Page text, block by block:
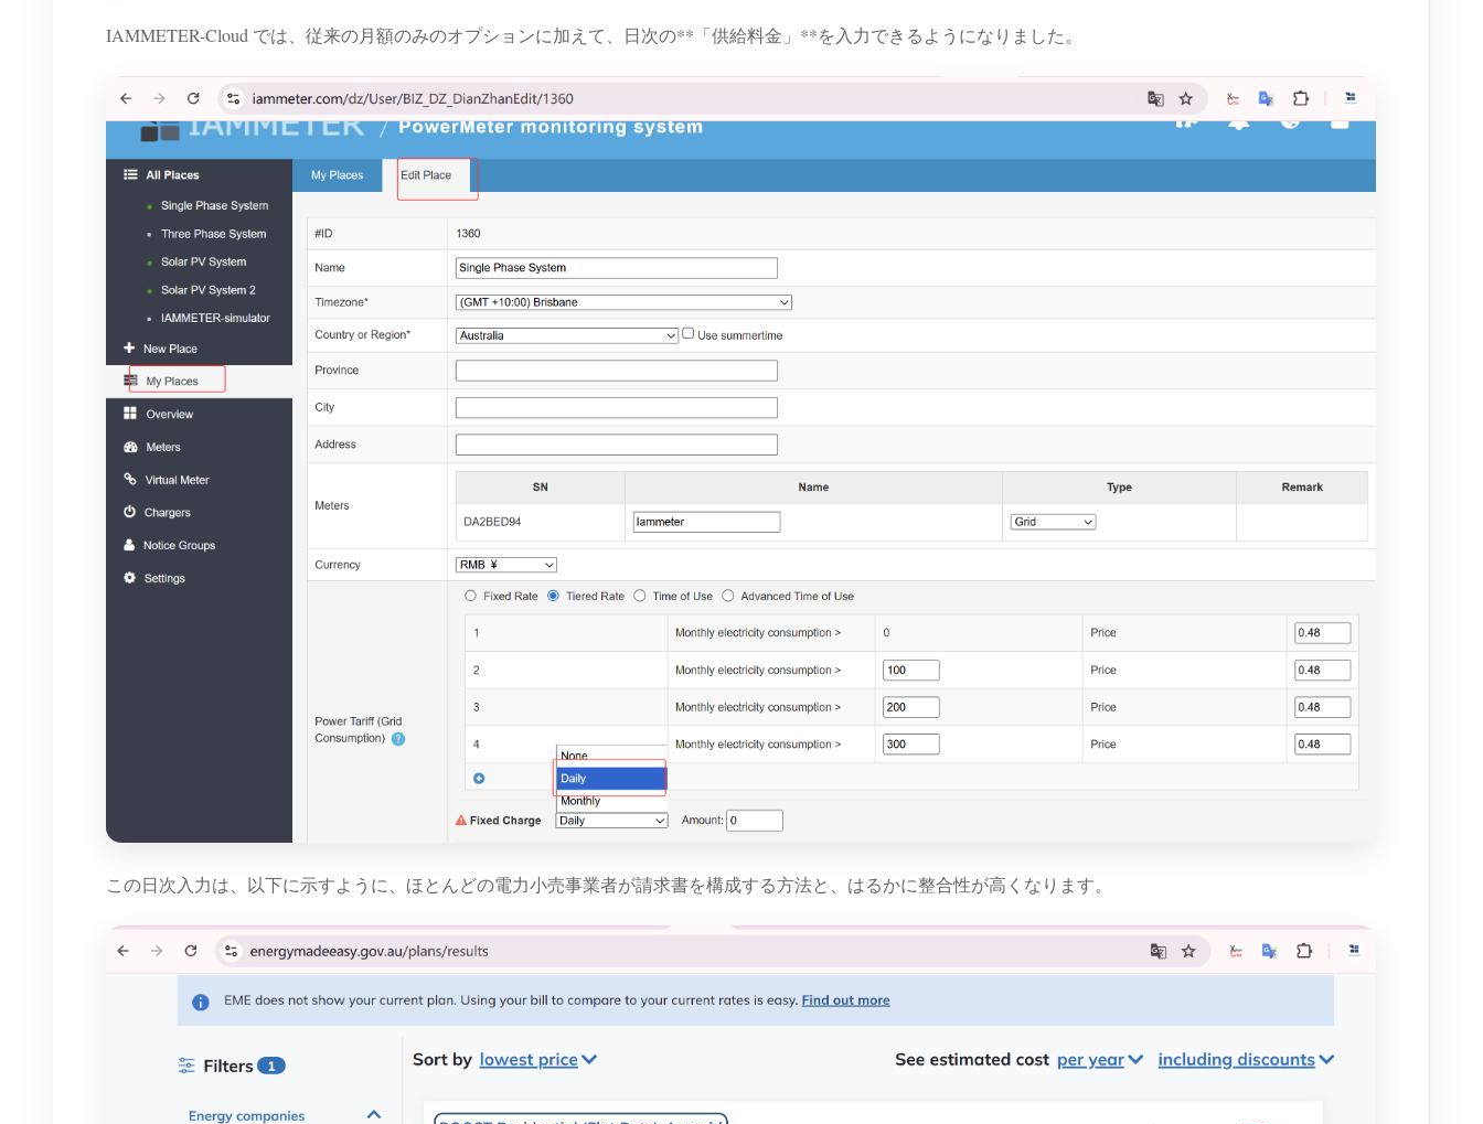
IAMMETER-Cloud では、従来の月額のみのオプションに加えて、日次の**「供給料金」**を入力できるようになりました。
この日次入力は、以下に示すように、ほとんどの電力小売事業者が請求書を構成する方法と、はるかに整合性が高くなります。